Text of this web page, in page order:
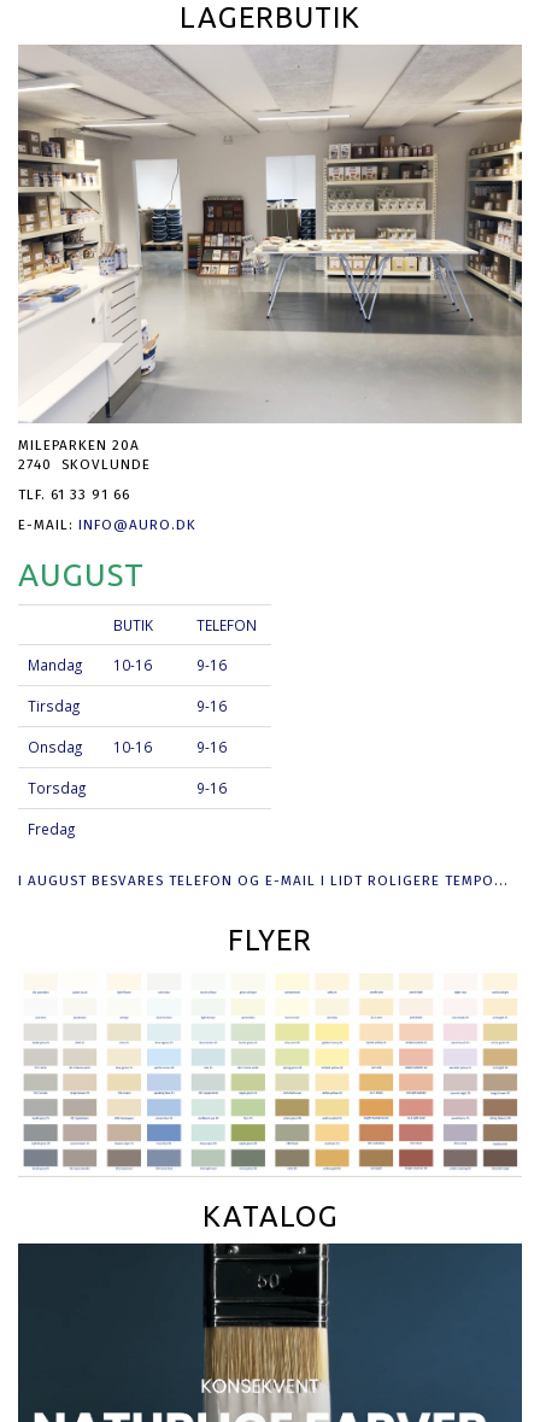
LAGERBUTIK
MILEPARKEN 20A
2740 SKOVLUNDE
TLF. 61 33 91 66
E-MAIL: INFO@AURO.DK
AUGUST
BUTIK TELEFON
Mandag 10-16 9-16
Tirsdag 9-16
Onsdag 10-16 9-16
Torsdag 9-16
Fredag
I AUGUST BESVARES TELEFON OG E-MAIL I LIDT ROLIGERE TEMPO...
FLYER
KATALOG